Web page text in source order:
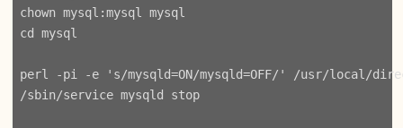
chown mysql:mysql mysql
cd mysql
perl -pi -e 's/mysqld=ON/mysqld=OFF/' /usr/local/
/sbin/service mysqld stop